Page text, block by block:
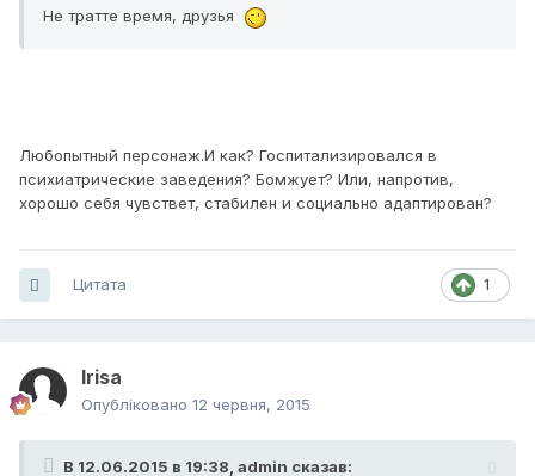
Не тратте время, друзья
Любопытный персонаж.И как? Госпитализировался в
психиатрические заведения? Бомжует? Или, напротив,
хорошо себя чувствет, стабилен и социально адаптирован?
1
Цитата
Irisa
Опубліковано 12 червня, 2015
В 12.06.2015 в 19:38, admin сказав: